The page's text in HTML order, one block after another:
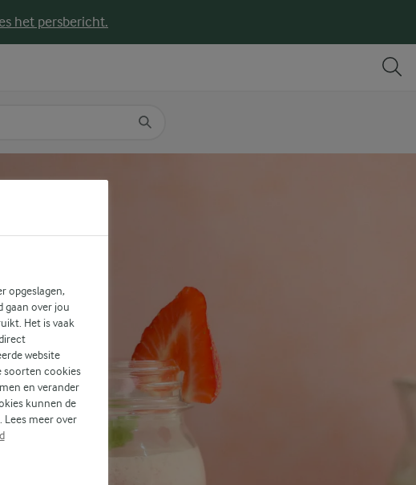
het persbericht.
opgeslagen,
gaan over jou
Het is vaak
website
soorten cookies
en verander
kunnen de
Lees meer over